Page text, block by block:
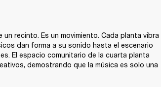
un recinto. Es un movimiento. Cada planta vibra
dan forma a su sonido hasta el escenario
El espacio comunitario de la cuarta planta
demostrando que la música es solo una